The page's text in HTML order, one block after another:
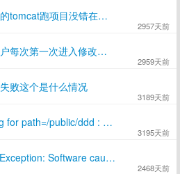
2957天前
大佬们为什么我的tomcat跑项目没错在服务器上就会出这个错呀
2959天前
我要修改时间客户每次第一次进入修改就会报错
3189天前
败这个是什么情况
3195天前
Search mapping for path=/public/ddd : NOT Action match
2468天前
java.net.SocketException: Software caused connection abort: socket write error